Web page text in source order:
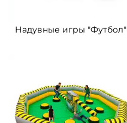
Надувные игры "Футбол"